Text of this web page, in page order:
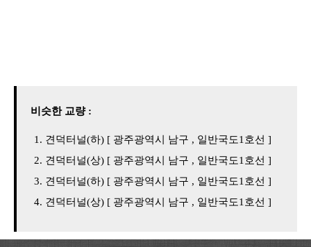
비슷한 교량 :
견덕터널(하) [ 광주광역시 남구 , 일반국도1호선 ]
견덕터널(상) [ 광주광역시 남구 , 일반국도1호선 ]
견덕터널(하) [ 광주광역시 남구 , 일반국도1호선 ]
견덕터널(상) [ 광주광역시 남구 , 일반국도1호선 ]